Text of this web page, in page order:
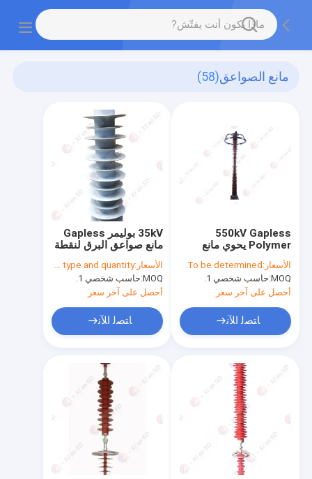
مانع الصواعق(58)
35kV بوليمر Gapless
مانع صواعق البرق لنقطة
المحولات المحايدة
الأسعار:To be determined by type and quantity.
MOQ: حاسب شخصي 1.
أحصل على آخر سعر
ﺎﺘﺼﻟ ﺍﻶﻧ
550kV Gapless
Polymer يحوي مانع
صواعق البرق للمحطة
الفرعية
الأسعار: To be determined.
MOQ: حاسب شخصي 1.
أحصل على آخر سعر
ﺎﺘﺼﻟ ﺍﻶﻧ